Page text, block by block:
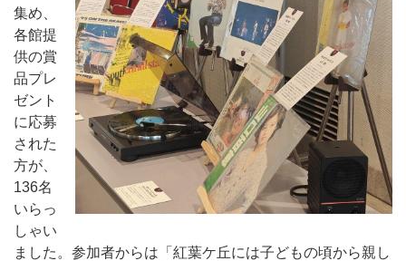
集め、
各館提
供の賞
品プレ
ゼント
に応募
された
方が、
136名
いらっ
しゃい
ました。参加者からは「紅葉ケ丘には子どもの頃から親し